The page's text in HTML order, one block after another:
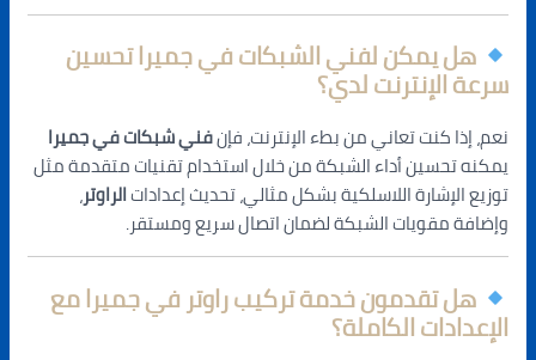
هل يمكن لفني الشبكات في جميرا تحسين
سرعة الإنترنت لدي؟
نعم، إذا كنت تعاني من بطء الإنترنت، فإنفني شبكات في جميرا
يمكنه تحسين أداء الشبكة من خلال استخدام تقنيات متقدمة مثل
توزيع الإشارة اللاسلكية بشكل مثالي، تحديث إعداداتالراوتر،
وإضافة مقويات الشبكة لضمان اتصال سريع ومستقر.
هل تقدمون خدمة تركيب راوتر في جميرا مع
الإعدادات الكاملة؟